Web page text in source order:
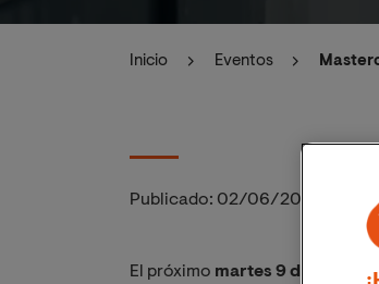
Inicio Eventos
Publicado: 02/06/2026
El próximo martes 9 de junio